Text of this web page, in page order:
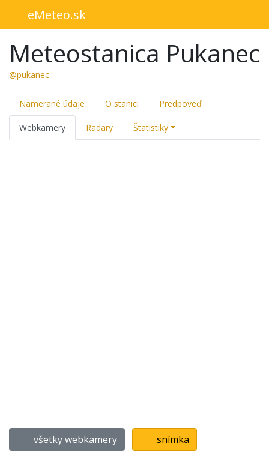
eMeteo.sk
Meteostanica Pukanec
@pukanec
Namerané údaje O stanici Predpoveď
Webkamery Radary Štatistiky
všetky webkamery snímka